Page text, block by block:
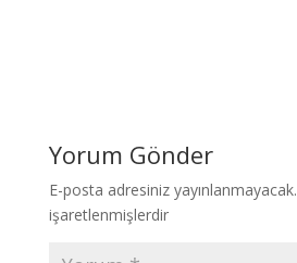
Yorum Gönder
E-posta adresiniz yayınlanmayacak.
işaretlenmişlerdir